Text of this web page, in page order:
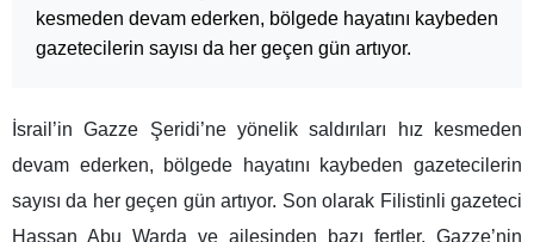
kesmeden devam ederken, bölgede hayatını kaybeden
gazetecilerin sayısı da her geçen gün artıyor.
İsrail’in Gazze Şeridi’ne yönelik saldırıları hız kesmeden
devam ederken, bölgede hayatını kaybeden gazetecilerin
sayısı da her geçen gün artıyor. Son olarak Filistinli gazeteci
Hassan Abu Warda ve ailesinden bazı fertler, Gazze’nin